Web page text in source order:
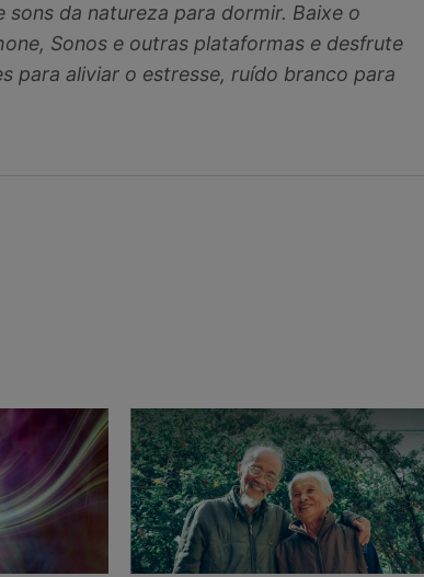
sons da natureza para dormir. Baixe o
Sonos e outras plataformas e desfrute
para aliviar o estresse, ruído branco para